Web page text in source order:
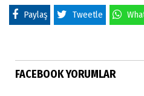
Paylaş Tweetle
FACEBOOK YORUMLAR